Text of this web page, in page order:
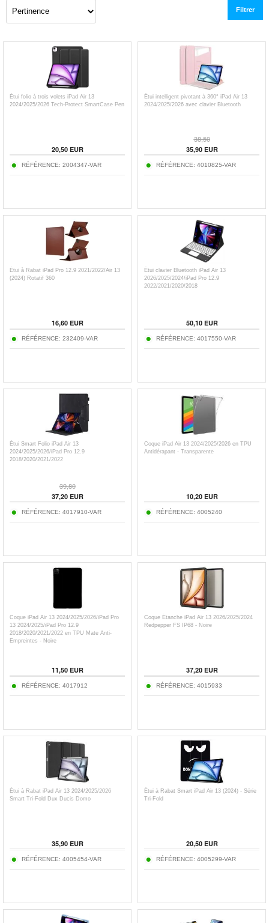
Filtrer
Étui folio à trois volets iPad Air 13
2024/2025/2026 Tech-Protect SmartCase Pen
20,50EUR
RÉFÉRENCE: 2004347-VAR
Étui intelligent pivotant à 360° iPad Air 13
2024/2025/2026 avec clavier Bluetooth
38,50
35,90EUR
RÉFÉRENCE: 4010825-VAR
Étui à Rabat iPad Pro 12.9 2021/2022/Air 13
(2024) Rotatif 360
16,60EUR
RÉFÉRENCE: 232409-VAR
Étui clavier Bluetooth iPad Air 13
2026/2025/2024/iPad Pro 12.9
2022/2021/2020/2018
50,10EUR
RÉFÉRENCE: 4017550-VAR
Étui Smart Folio iPad Air 13
2024/2025/2026/iPad Pro 12.9
2018/2020/2021/2022
39,80
37,20EUR
RÉFÉRENCE: 4017910-VAR
Coque iPad Air 13 2024/2025/2026 en TPU
Antidérapant - Transparente
10,20EUR
RÉFÉRENCE: 4005240
Coque iPad Air 13 2024/2025/2026/iPad Pro
13 2024/2025/iPad Pro 12.9
2018/2020/2021/2022 en TPU Mate Anti-
Empreintes - Noire
11,50EUR
RÉFÉRENCE: 4017912
Coque Étanche iPad Air 13 2026/2025/2024
Redpepper FS IP68 - Noire
37,20EUR
RÉFÉRENCE: 4015933
Étui à Rabat iPad Air 13 2024/2025/2026
Smart Tri-Fold Dux Ducis Domo
35,90EUR
RÉFÉRENCE: 4005454-VAR
Étui à Rabat Smart iPad Air 13 (2024) - Série
Tri-Fold
20,50EUR
RÉFÉRENCE: 4005299-VAR